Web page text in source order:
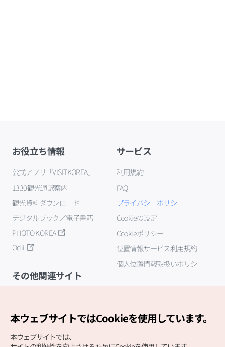
お役立ち情報
公式アプリ「VISITKOREA」
1330観光通訳案内
観光資料ダウンロード
デジタルブック／電子書籍
PHOTO KOREA
Odii
サービス
利用規約
FAQ
プライバシーポリシー
Cookieの設定
Cookieポリシー
位置情報サービス利用規約
個人位置情報取扱いポリシー
その他関連サイト
本ウェブサイトではCookieを使用しています。
本ウェブサイトでは、